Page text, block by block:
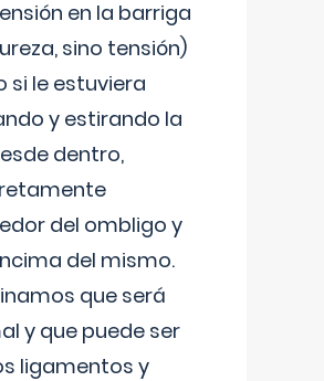
en la barriga
sino tensión)
si le estuviera
y estirando la
dentro,
del ombligo y
del mismo.
que será
y que puede ser
ligamentos y